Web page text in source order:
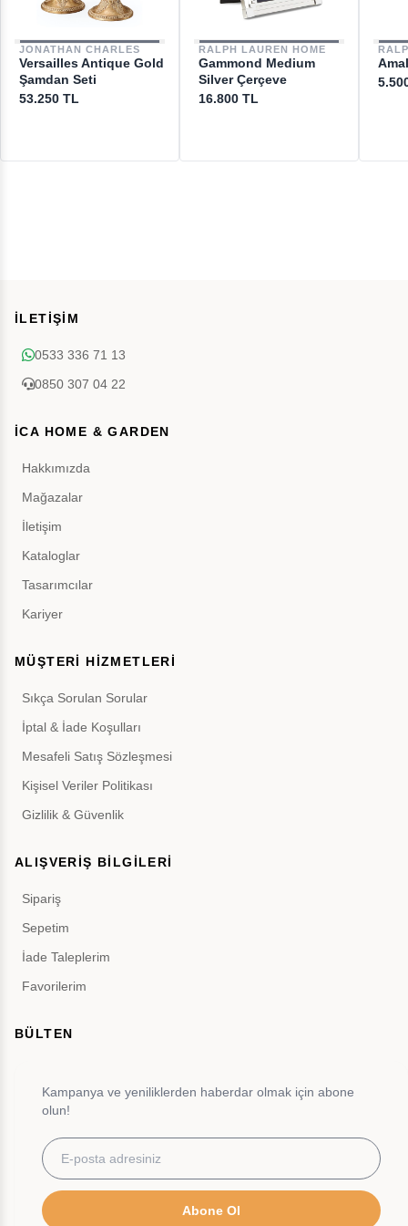
JONATHAN CHARLES
Versailles Antique Gold
Şamdan Seti
53.250 TL
RALPH LAUREN HOME
Gammond Medium
Silver Çerçeve
16.800 TL
İLETİŞİM
0533 336 71 13
0850 307 04 22
İCA HOME & GARDEN
Hakkımızda
Mağazalar
İletişim
Kataloglar
Tasarımcılar
Kariyer
MÜŞTERİ HİZMETLERİ
Sıkça Sorulan Sorular
İptal & İade Koşulları
Mesafeli Satış Sözleşmesi
Kişisel Veriler Politikası
Gizlilik & Güvenlik
ALIŞVERİŞ BİLGİLERİ
Sipariş
Sepetim
İade Taleplerim
Favorilerim
BÜLTEN
Kampanya ve yeniliklerden haberdar olmak için abone
olun!
Abone Ol